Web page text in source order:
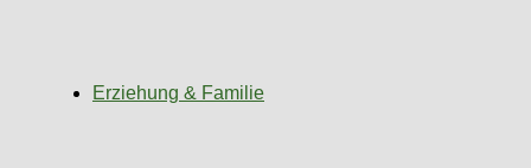
Erziehung & Familie